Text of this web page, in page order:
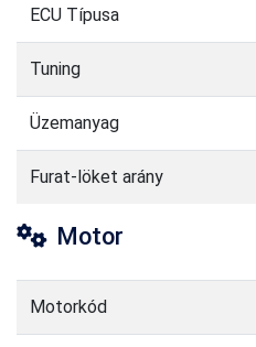
ECU Típusa
Tuning
Üzemanyag
Furat-löket arány
Motor
Motorkód